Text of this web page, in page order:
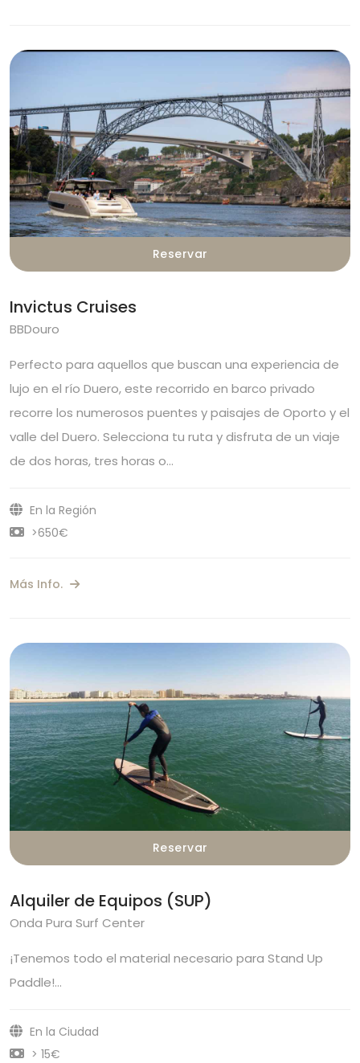
Reservar
Invictus Cruises
BBDouro
Perfecto para aquellos que buscan una experiencia de
lujo en el río Duero, este recorrido en barco privado
recorre los numerosos puentes y paisajes de Oporto y el
valle del Duero. Selecciona tu ruta y disfruta de un viaje
de dos horas, tres horas o…
En la Región
>650€
Más Info.
Reservar
Alquiler de Equipos (SUP)
Onda Pura Surf Center
¡Tenemos todo el material necesario para Stand Up
Paddle!…
En la Ciudad
> 15€